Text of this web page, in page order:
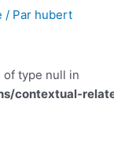
/ Par hubert
of type null in
contextual-